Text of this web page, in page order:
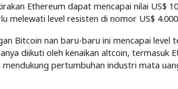
Ethereum dapat mencapai nilai US$
melewati level resisten di nomor US$
Bitcoin nan baru-baru ini mencapai level
diikuti oleh kenaikan altcoin, termasuk
mendukung pertumbuhan industri mata